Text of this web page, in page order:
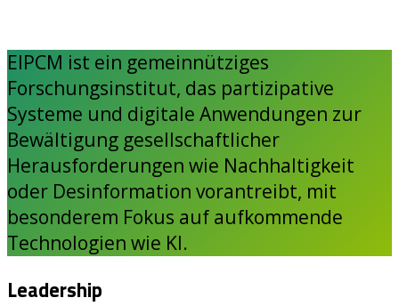
EIPCM ist ein gemeinnütziges
Forschungsinstitut, das partizipative
Systeme und digitale Anwendungen zur
Bewältigung gesellschaftlicher
Herausforderungen wie Nachhaltigkeit
oder Desinformation vorantreibt, mit
besonderem Fokus auf aufkommende
Technologien wie KI.
Leadership